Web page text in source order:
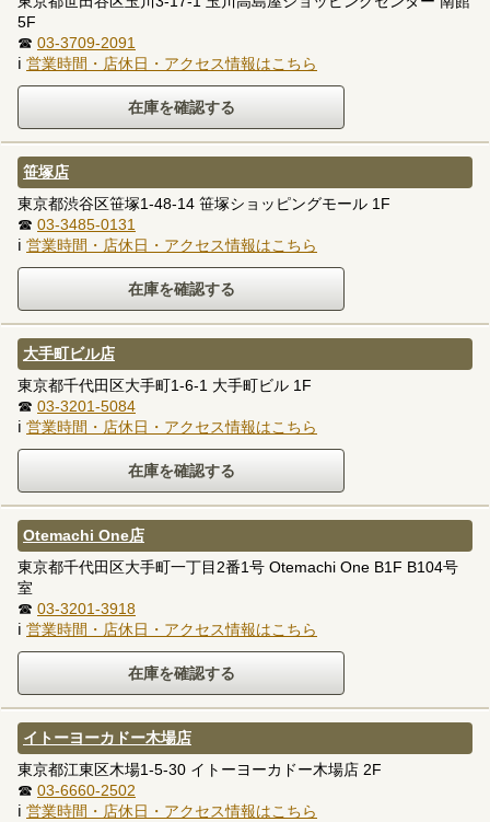
5F
☎ 03-3709-2091
ℹ 営業時間・店休日・アクセス情報はこちら
笹塚店
東京都渋谷区笹塚1-48-14 笹塚ショッピングモール 1F
☎ 03-3485-0131
ℹ 営業時間・店休日・アクセス情報はこちら
大手町ビル店
東京都千代田区大手町1-6-1 大手町ビル 1F
☎ 03-3201-5084
ℹ 営業時間・店休日・アクセス情報はこちら
Otemachi One店
東京都千代田区大手町一丁目2番1号 Otemachi One B1F B104号
室
☎ 03-3201-3918
ℹ 営業時間・店休日・アクセス情報はこちら
イトーヨーカドー木場店
東京都江東区木場1-5-30 イトーヨーカドー木場店 2F
☎ 03-6660-2502
ℹ 営業時間・店休日・アクセス情報はこちら